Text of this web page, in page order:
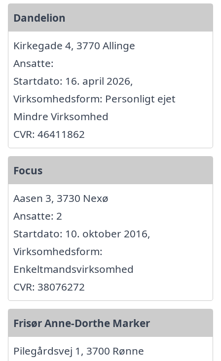
Dandelion
Kirkegade 4, 3770 Allinge
Ansatte:
Startdato: 16. april 2026,
Virksomhedsform: Personligt ejet
Mindre Virksomhed
CVR: 46411862
Focus
Aasen 3, 3730 Nexø
Ansatte: 2
Startdato: 10. oktober 2016,
Virksomhedsform:
Enkeltmandsvirksomhed
CVR: 38076272
Frisør Anne-Dorthe Marker
Pilegårdsvej 1, 3700 Rønne